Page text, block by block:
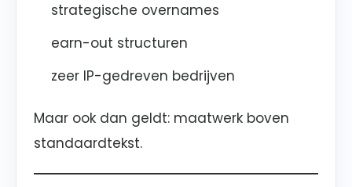
strategische overnames
earn-out structuren
zeer IP-gedreven bedrijven
Maar ook dan geldt: maatwerk boven
standaardtekst.